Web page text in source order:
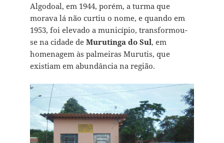
Algodoal, em 1944, porém, a turma que
morava lá não curtiu o nome, e quando em
1953, foi elevado a município, transformou-
se na cidade de Murutinga do Sul, em
homenagem às palmeiras Murutis, que
existiam em abundância na região.